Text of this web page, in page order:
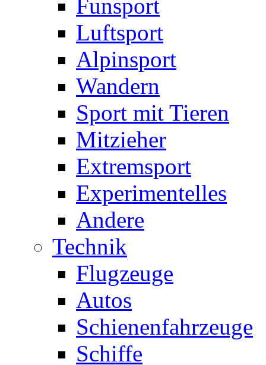
Funsport
Luftsport
Alpinsport
Wandern
Sport mit Tieren
Mitzieher
Extremsport
Experimentelles
Andere
Technik
Flugzeuge
Autos
Schienenfahrzeuge
Schiffe